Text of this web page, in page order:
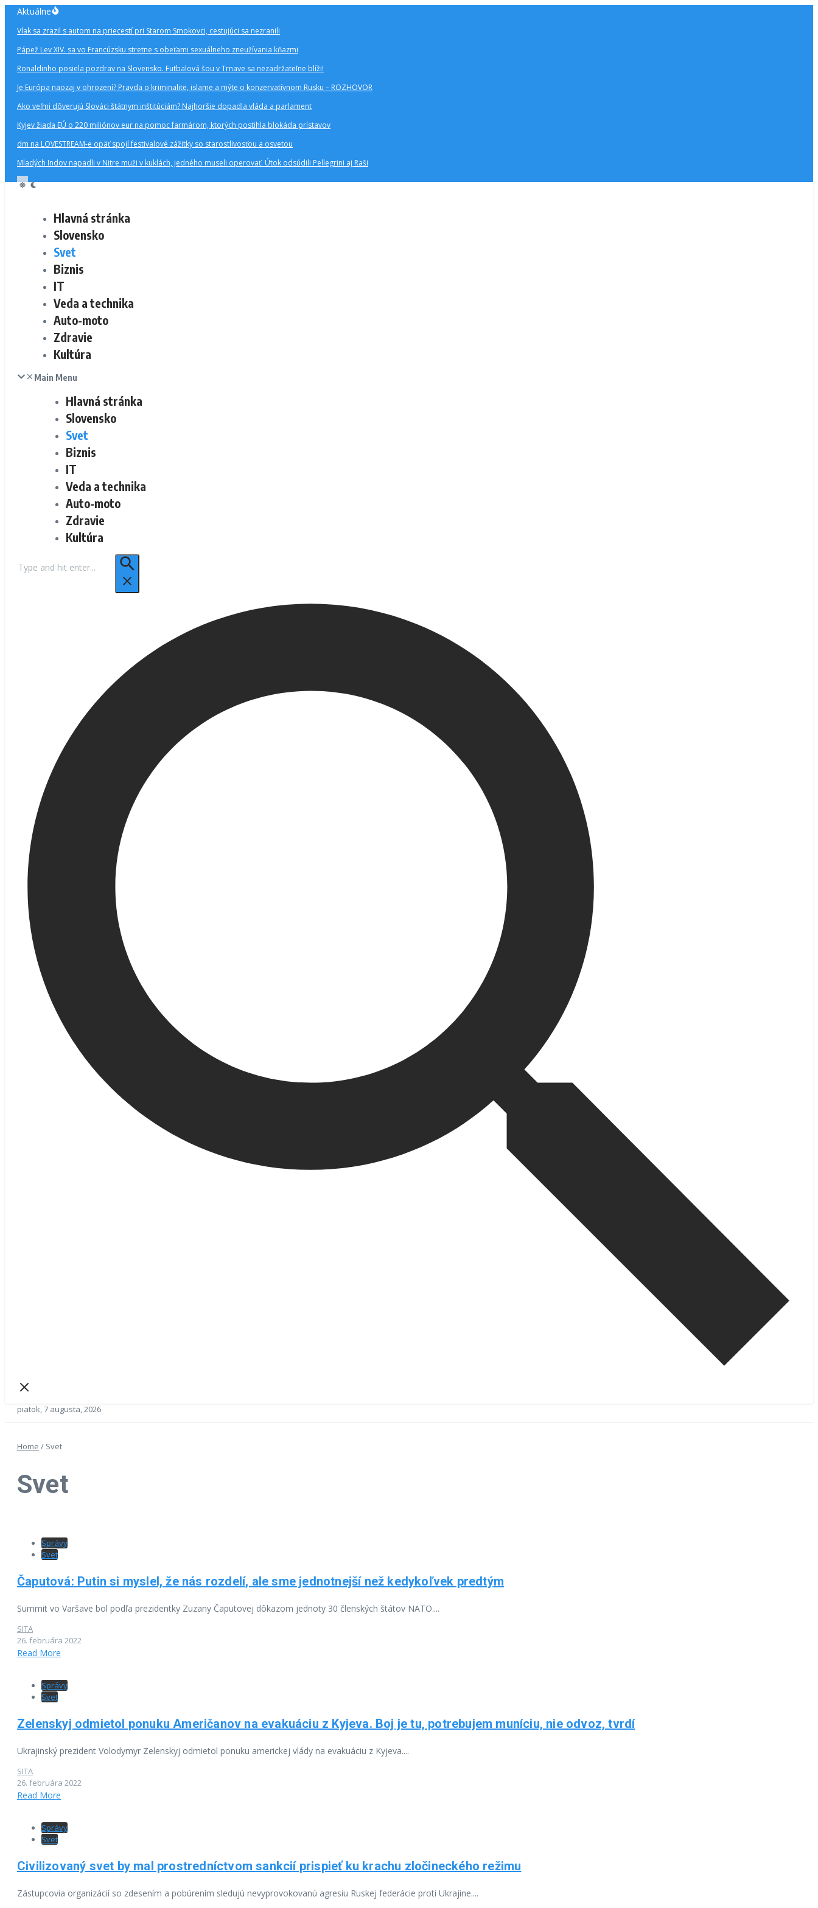
Preskočiť
obsah
Aktuálne
Vlak sa zrazil s autom na priecestí pri Starom Smokovci, cestujúci sa nezranili
Pápež Lev XIV. sa vo Francúzsku stretne s obeťami sexuálneho zneužívania kňazmi
Ronaldinho posiela pozdrav na Slovensko. Futbalová šou v Trnave sa nezadržateľne blíži!
Je Európa naozaj v ohrození? Pravda o kriminalite, islame a mýte o konzervatívnom Rusku – ROZHOVOR
Ako veľmi dôverujú Slováci štátnym inštitúciám? Najhoršie dopadla vláda a parlament
Kyjev žiada EÚ o 220 miliónov eur na pomoc farmárom, ktorých postihla blokáda prístavov
dm na LOVESTREAM-e opäť spojí festivalové zážitky so starostlivosťou a osvetou
Mladých Indov napadli v Nitre muži v kuklách, jedného museli operovať. Útok odsúdili Pellegrini aj Raši
Hlavná stránka
Slovensko
Svet
Biznis
IT
Veda a technika
Auto-moto
Zdravie
Kultúra
Main Menu
Hlavná stránka
Slovensko
Svet
Biznis
IT
Veda a technika
Auto-moto
Zdravie
Kultúra
piatok, 7 augusta, 2026
Home / Svet
Svet
Správy
Svet
Čaputová: Putin si myslel, že nás rozdelí, ale sme jednotnejší než kedykoľvek predtým
Summit vo Varšave bol podľa prezidentky Zuzany Čaputovej dôkazom jednoty 30 členských štátov NATO....
SITA
26. februára 2022
Read More
Správy
Svet
Zelenskyj odmietol ponuku Američanov na evakuáciu z Kyjeva. Boj je tu, potrebujem muníciu, nie odvoz, tvrdí
Ukrajinský prezident Volodymyr Zelenskyj odmietol ponuku americkej vlády na evakuáciu z Kyjeva....
SITA
26. februára 2022
Read More
Správy
Svet
Civilizovaný svet by mal prostredníctvom sankcií prispieť ku krachu zločineckého režimu
Zástupcovia organizácií so zdesením a pobúrením sledujú nevyprovokovanú agresiu Ruskej federácie proti Ukrajine....